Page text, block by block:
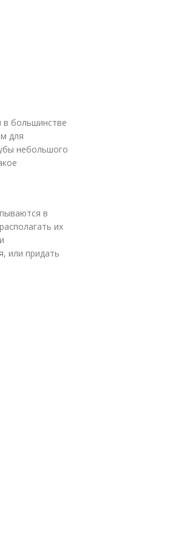
в большинстве
для
небольшого
в
их
или придать